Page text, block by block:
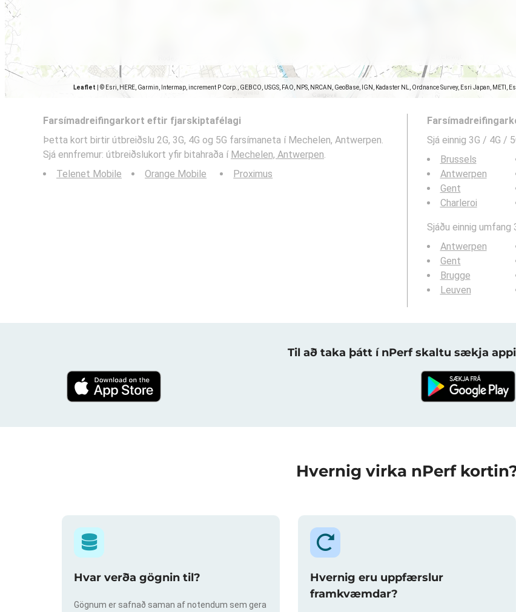
Leaflet © Esri, HERE, Garmin, Intermap, increment P Corp., GEBCO, USGS, FAO, NPS, NRCAN, GeoBase, IGN, Kadaster NL, Ordnance Survey, Esri Japan,
Farsímadreifingarkort eftir fjarskiptafélagi
Þetta kort birtir útbreiðslu 2G, 3G, 4G og 5G farsímaneta í Mechelen, Antwerpen.
Sjá ennfremur: útbreiðslukort yfir bitahraða í Mechelen, Antwerpen.
Telenet Mobile
Orange Mobile Proximus
Sjá einnig 3G / 4G /
Brussels
Antwerpen
Gent
Charleroi
Sjáðu einnig
Antwerpen
Gent
Brugge
Leuven
Til að taka þátt í nPerf skaltu sækja
Hvernig virka nPerf
Hvar verða gögnin til?
Gögnum er safnað saman af notendum sem gera
Hvernig eru uppfærslur
framkvæmdar?